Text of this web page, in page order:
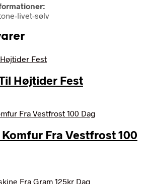
livet-sølv
Højtider Fest
Fra Vestfrost 100